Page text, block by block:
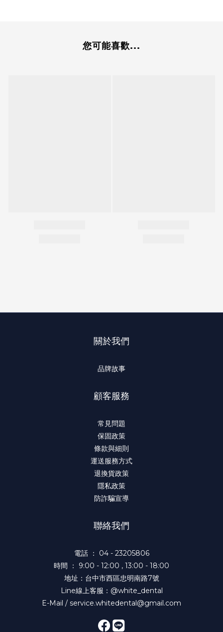
您可能喜歡...
關於我們
品牌故事
顧客服務
常見問題
保固政策
條款與細則
運送服務方式
退換貨政策
隱私政策
防詐騙宣導
聯絡我們
電話 ： 04 - 23205806
時間 ： 9:00 - 12:00 , 13:00 - 18:00
地址：台中市西區忠明南路7號
Line線上客服：@white_dental
E-Mail / service.whitedental@gmail.com